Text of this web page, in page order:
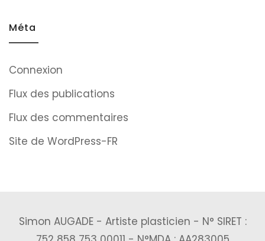
Méta
Connexion
Flux des publications
Flux des commentaires
Site de WordPress-FR
Simon AUGADE - Artiste plasticien - N° SIRET :